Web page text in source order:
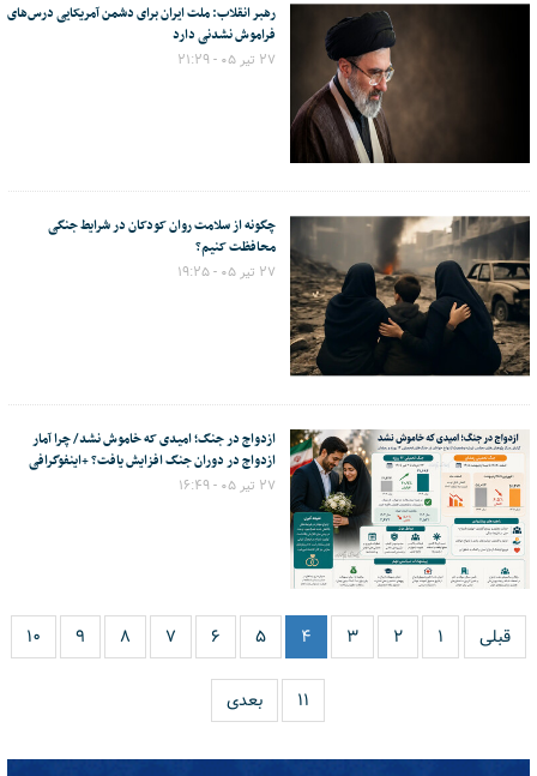
رهبر انقلاب: ملت ایران برای دشمن آمریکایی درس‌های
فراموش نشدنی دارد
۲۷ تیر ۰۵ - ۲۱:۲۹
چگونه از سلامت روان کودکان در شرایط جنگی
محافظت کنیم؟
۲۷ تیر ۰۵ - ۱۹:۲۵
ازدواج در جنگ؛ امیدی که خاموش نشد/ چرا آمار
ازدواج در دوران جنگ افزایش یافت؟ +اینفوگرافی
۲۷ تیر ۰۵ - ۱۶:۴۹
قبلی ۱ ۲ ۳ ۴ ۵ ۶ ۷ ۸ ۹ ۱۰
۱۱ بعدی